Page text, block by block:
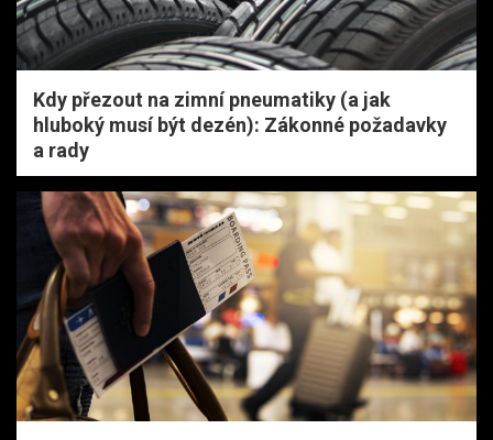
Kdy přezout na zimní pneumatiky (a jak
hluboký musí být dezén): Zákonné požadavky
a rady